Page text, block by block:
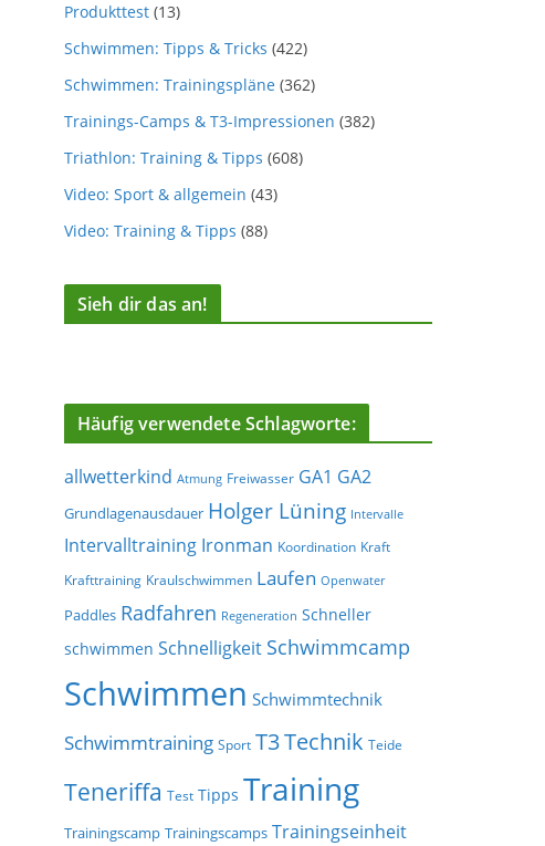
Produkttest (13)
Schwimmen: Tipps & Tricks (422)
Schwimmen: Trainingspläne (362)
Trainings-Camps & T3-Impressionen (382)
Triathlon: Training & Tipps (608)
Video: Sport & allgemein (43)
Video: Training & Tipps (88)
Sieh dir das an!
Häufig verwendete Schlagworte:
allwetterkind Atmung Freiwasser GA1 GA2
Grundlagenausdauer Holger Lüning Intervalle
Intervalltraining Ironman Koordination Kraft
Krafttraining Kraulschwimmen Laufen Openwater
Paddles Radfahren Regeneration Schneller
schwimmen Schnelligkeit Schwimmcamp
Schwimmen Schwimmtechnik
Schwimmtraining Sport T3Technik Teide
Teneriffa Test Tipps Training
Trainingscamp Trainingscamps Trainingseinheit